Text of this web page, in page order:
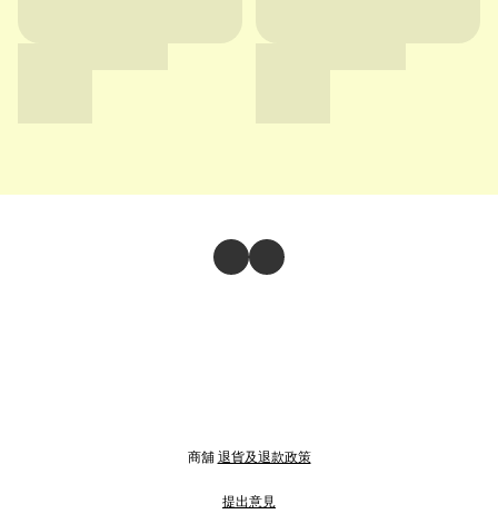
商舖 退貨及退款政策
提出意見